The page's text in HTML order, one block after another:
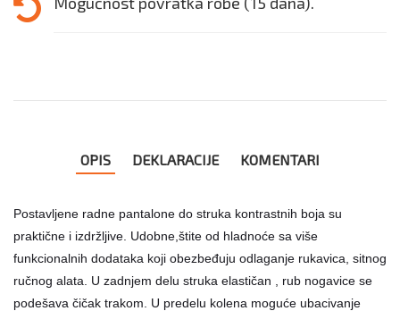
OPIS DEKLARACIJE KOMENTARI
Postavljene radne pantalone do struka kontrastnih boja su
praktične i izdržljive. Udobne,štite od hladnoće sa više
funkcionalnih dodataka koji obezbeđuju odlaganje rukavica, sitnog
ručnog alata. U zadnjem delu struka elastičan , rub nogavice se
podešava čičak trakom. U predelu kolena moguće ubacivanje